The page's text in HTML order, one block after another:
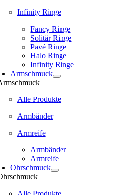
Infinity Ringe
Fancy Ringe
Solitär Ringe
Pavé Ringe
Halo Ringe
Infinity Ringe
Armschmuck
Alle Produkte
Armbänder
Armreife
Armbänder
Armreife
Ohrschmuck
Alle Produkte